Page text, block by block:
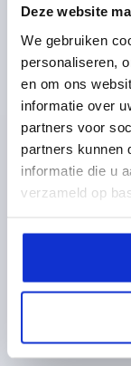
Deze website
We gebruiken
personaliseren,
en om ons
informatie over
partners voor
partners kunnen
informatie die u
verzameld op
Bestelnummer:
14,41 €
excl. BTW
plus verzendkosten